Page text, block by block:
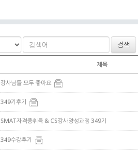
검색
제목
강사님들 모두 좋아요
349기후기
SMAT자격증취득 & CS강사양성과정 349기
349수강후기